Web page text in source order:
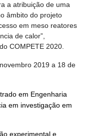
a atribuição de uma
âmbito do projeto
em meso reatores
de calor”,
COMPETE 2020.
2019 a 18 de
em Engenharia
em investigação em
experimental e